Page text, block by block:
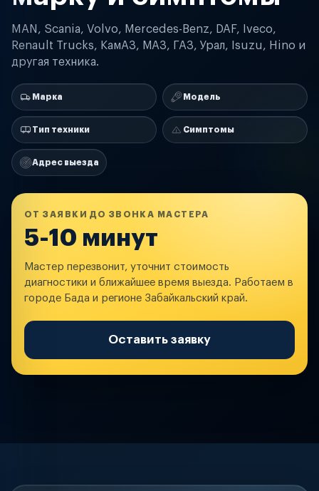
MAN, Scania, Volvo, Mercedes-Benz, DAF, Iveco,
Renault Trucks, КамАЗ, МАЗ, ГАЗ, Урал, Isuzu, Hino и
другая техника.
Марка Модель
Тип техники Симптомы
Адрес выезда
ОТ ЗАЯВКИ ДО ЗВОНКА МАСТЕРА
5-10 минут
Мастер перезвонит, уточнит стоимость
диагностики и ближайшее время выезда. Работаем в
городе Бада и регионе Забайкальский край.
Оставить заявку